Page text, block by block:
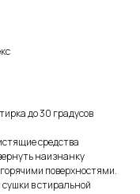
до 30 градусов
средства
наизнанку
поверхностями.
в стиральной